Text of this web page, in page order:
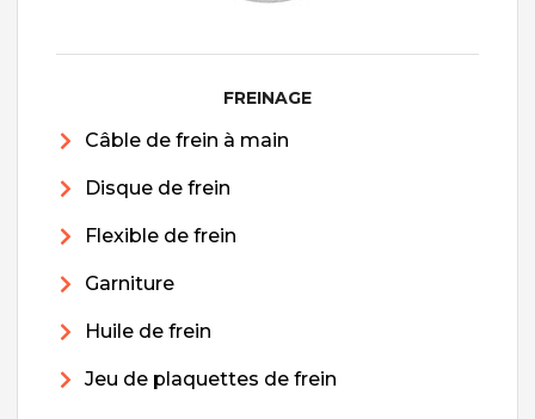
FREINAGE
Câble de frein à main
Disque de frein
Flexible de frein
Garniture
Huile de frein
Jeu de plaquettes de frein